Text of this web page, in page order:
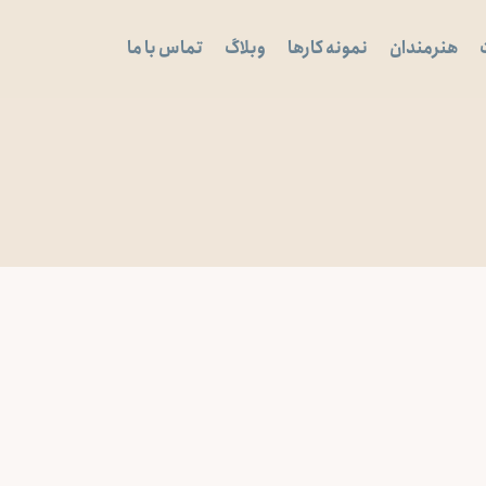
هنرمندان نمونه کارها وبلاگ تماس با ما